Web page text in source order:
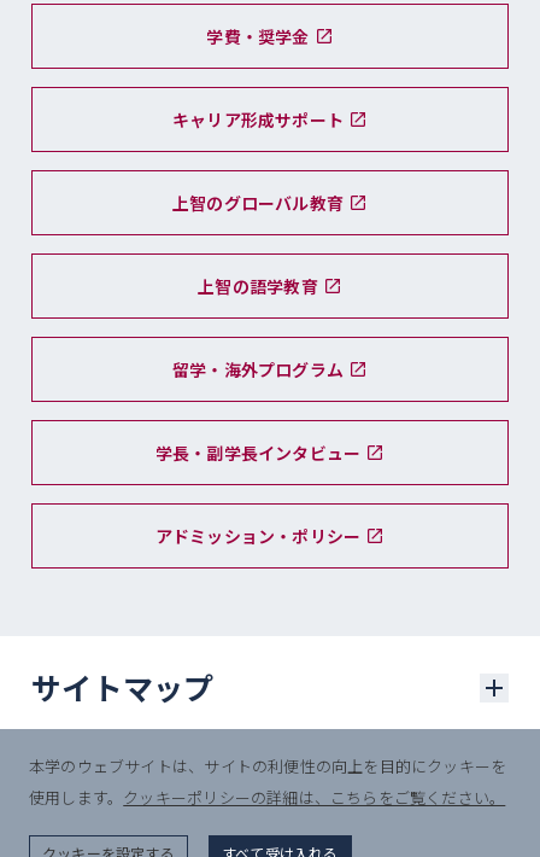
学費・奨学金
キャリア形成サポート
上智のグローバル教育
上智の語学教育
留学・海外プログラム
学長・副学長インタビュー
アドミッション・ポリシー
サイトマップ
学部入試
学部入試に関するニュース
本学のウェブサイトは、サイトの利便性の向上を目的にクッキーを
使用します。 クッキーポリシーの詳細は、こちらをご覧ください。
クッキーを設定する すべて受け入れる